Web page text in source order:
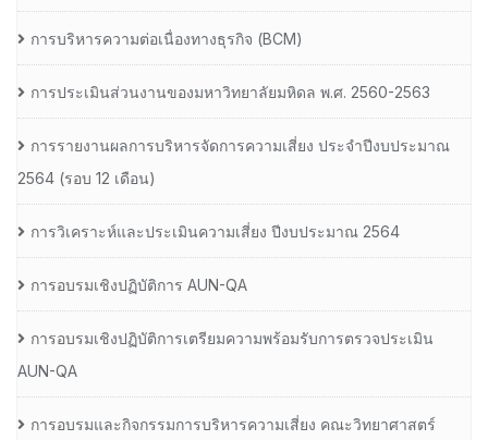
การบริหารความต่อเนื่องทางธุรกิจ (BCM)
การประเมินส่วนงานของมหาวิทยาลัยมหิดล พ.ศ. 2560-2563
การรายงานผลการบริหารจัดการความเสี่ยง ประจำปีงบประมาณ
2564 (รอบ 12 เดือน)
การวิเคราะห์และประเมินความเสี่ยง ปีงบประมาณ 2564
การอบรมเชิงปฏิบัติการ AUN-QA
การอบรมเชิงปฏิบัติการเตรียมความพร้อมรับการตรวจประเมิน
AUN-QA
การอบรมและกิจกรรมการบริหารความเสี่ยง คณะวิทยาศาสตร์